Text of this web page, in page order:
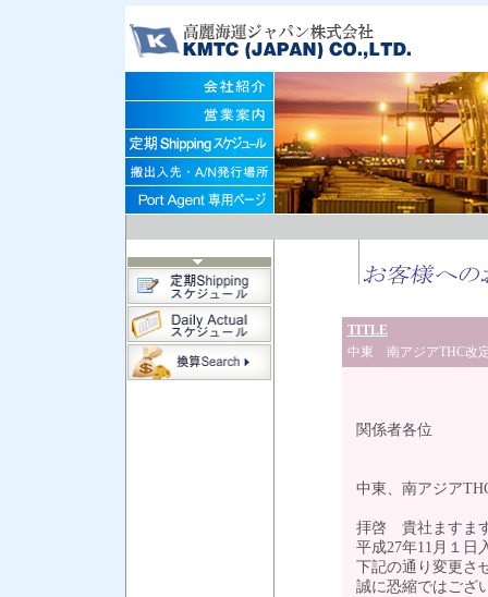
TITLE
中東 南アジアTHC改
関係者各位
中東、南アジア
拝啓 貴社ますま
平成27年11月１日
下記の通り変更さ
誠に恐縮ではござ